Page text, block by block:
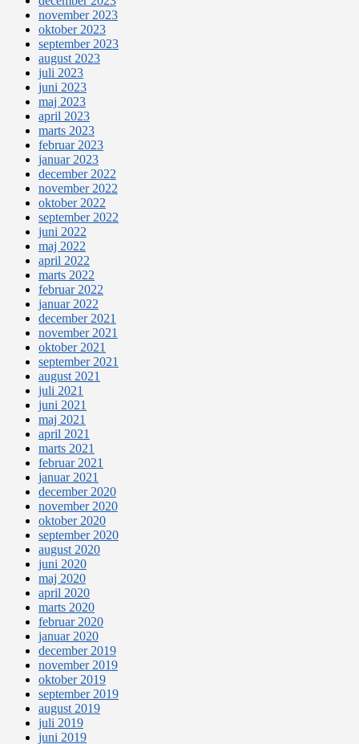
november 2023
oktober 2023
september 2023
august 2023
juli 2023
juni 2023
maj 2023
april 2023
marts 2023
februar 2023
januar 2023
december 2022
november 2022
oktober 2022
september 2022
juni 2022
maj 2022
april 2022
marts 2022
februar 2022
januar 2022
december 2021
november 2021
oktober 2021
september 2021
august 2021
juli 2021
juni 2021
maj 2021
april 2021
marts 2021
februar 2021
januar 2021
december 2020
november 2020
oktober 2020
september 2020
august 2020
juni 2020
maj 2020
april 2020
marts 2020
februar 2020
januar 2020
december 2019
november 2019
oktober 2019
september 2019
august 2019
juli 2019
juni 2019